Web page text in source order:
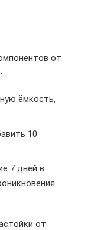
от
ёмкость,
10
7 дней в
от